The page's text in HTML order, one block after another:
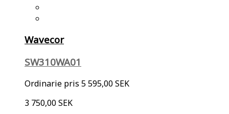
Wavecor
SW310WA01
Ordinarie pris 5 595,00 SEK
3 750,00 SEK